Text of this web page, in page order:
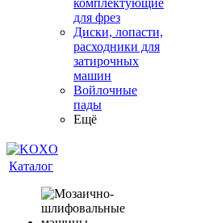
комплектующие
для фрез
Диски, лопасти,
расходники для
затирочных
машин
Войлочные
пады
Ещё
Каталог